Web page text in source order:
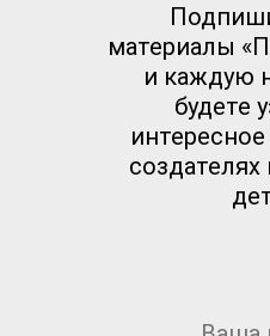
материалы
и каждую
будете
интересное